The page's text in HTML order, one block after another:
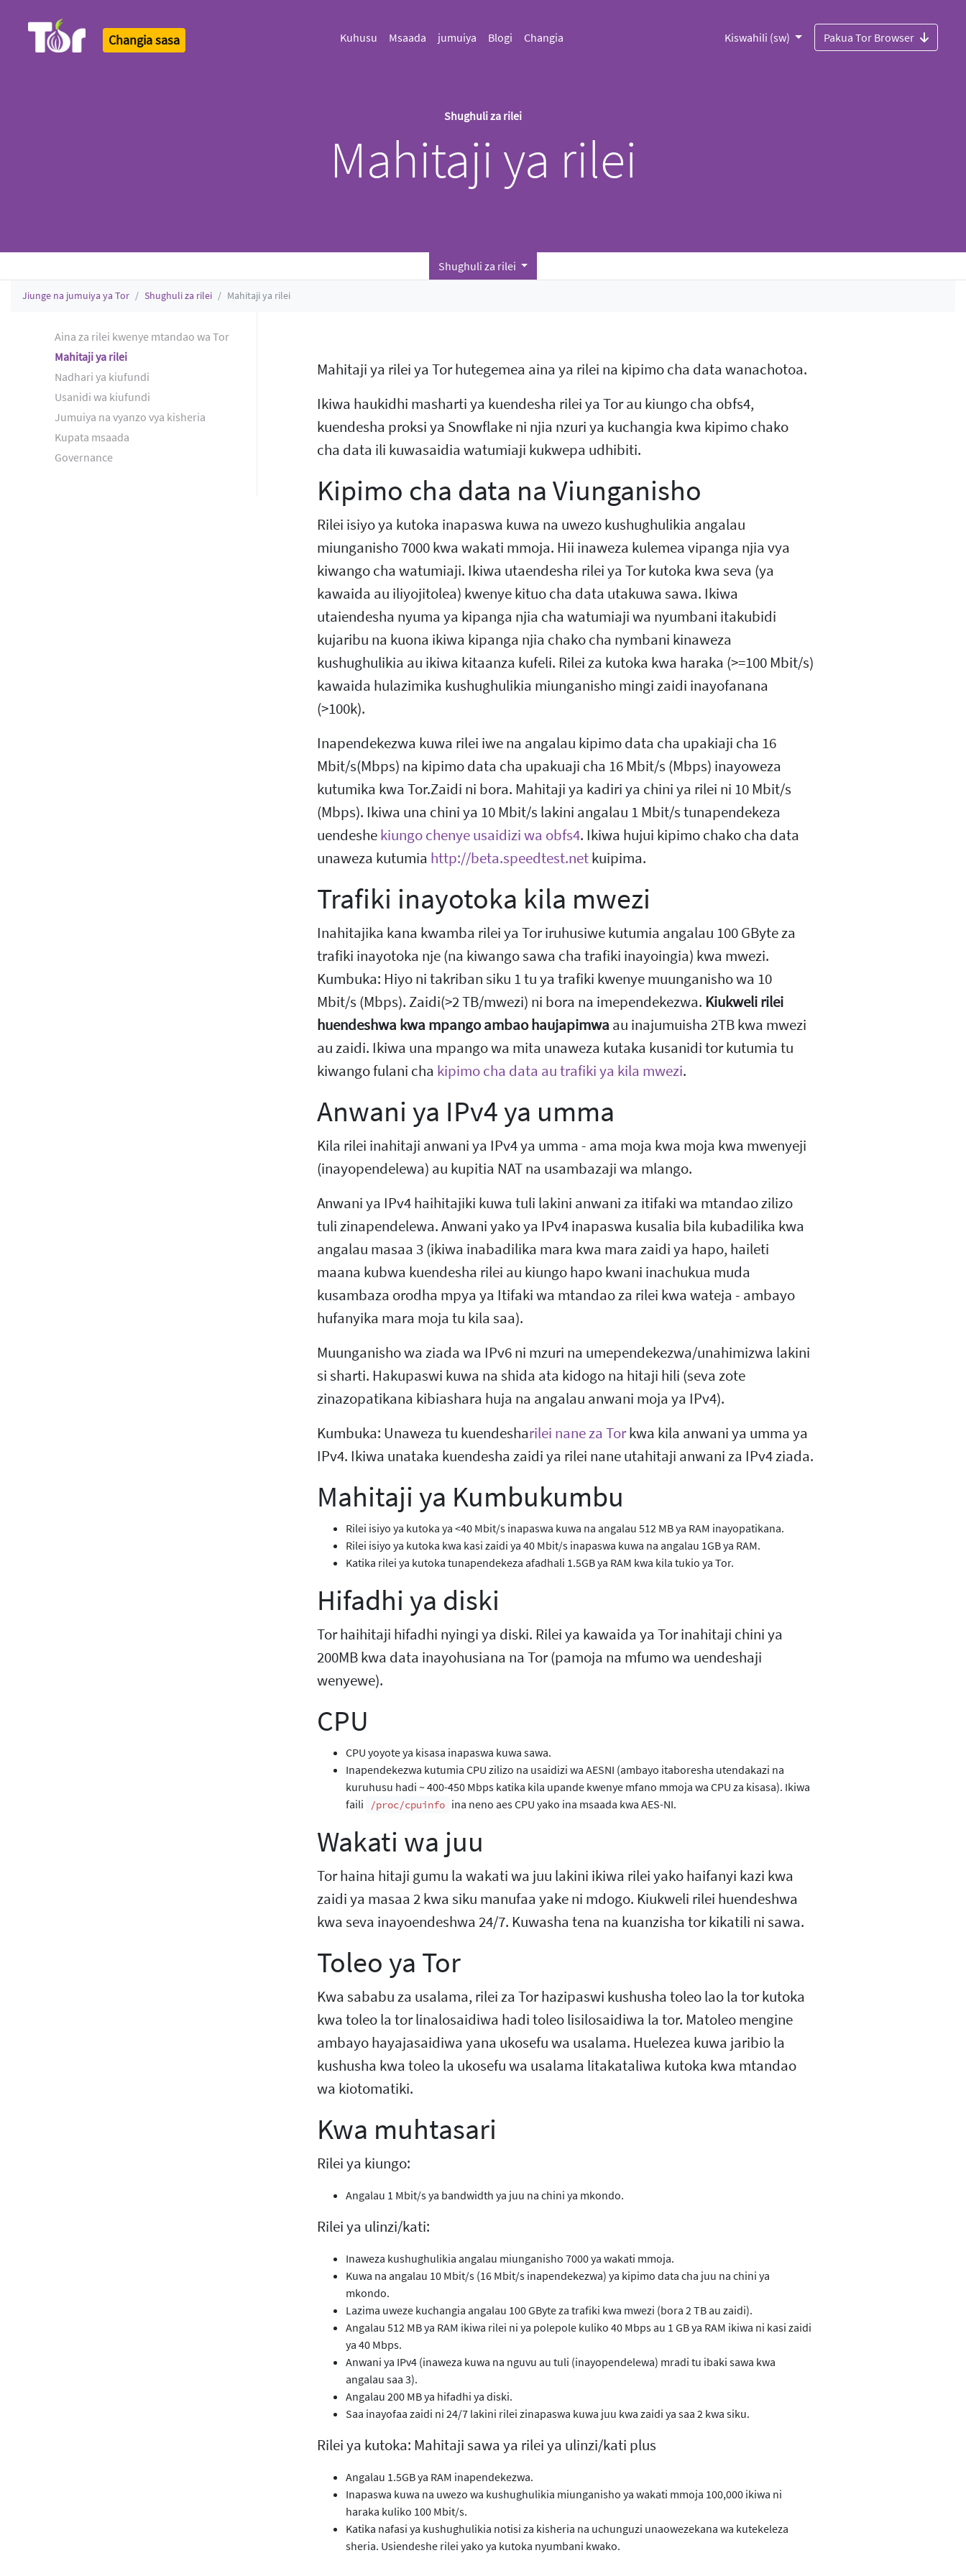
Changia sasa Kuhusu Msaada jumuiya Blogi Changia Kiswahili (sw) Pakua Tor Browser
Shughuli za rilei
Mahitaji ya rilei
Shughuli za rilei
Jiunge na jumuiya ya Tor Shughuli za rilei Mahitaji ya rilei
Aina za rilei kwenye mtandao wa Tor
Mahitaji ya rilei
Nadhari ya kiufundi
Usanidi wa kiufundi
Jumuiya na vyanzo vya kisheria
Kupata msaada
Governance
Mahitaji ya rilei ya Tor hutegemea aina ya rilei na kipimo cha data wanachotoa.
Ikiwa haukidhi masharti ya kuendesha rilei ya Tor au kiungo cha obfs4,
kuendesha proksi ya Snowflake ni njia nzuri ya kuchangia kwa kipimo chako
cha data ili kuwasaidia watumiaji kukwepa udhibiti.
Kipimo cha data na Viunganisho
Rilei isiyo ya kutoka inapaswa kuwa na uwezo kushughulikia angalau
miunganisho 7000 kwa wakati mmoja. Hii inaweza kulemea vipanga njia vya
kiwango cha watumiaji. Ikiwa utaendesha rilei ya Tor kutoka kwa seva (ya
kawaida au iliyojitolea) kwenye kituo cha data utakuwa sawa. Ikiwa
utaiendesha nyuma ya kipanga njia cha watumiaji wa nyumbani itakubidi
kujaribu na kuona ikiwa kipanga njia chako cha nymbani kinaweza
kushughulikia au ikiwa kitaanza kufeli. Rilei za kutoka kwa haraka (>=100 Mbit/s)
kawaida hulazimika kushughulikia miunganisho mingi zaidi inayofanana
(>100k).
Inapendekezwa kuwa rilei iwe na angalau kipimo data cha upakiaji cha 16
Mbit/s(Mbps) na kipimo data cha upakuaji cha 16 Mbit/s (Mbps) inayoweza
kutumika kwa Tor.Zaidi ni bora. Mahitaji ya kadiri ya chini ya rilei ni 10 Mbit/s
(Mbps). Ikiwa una chini ya 10 Mbit/s lakini angalau 1 Mbit/s tunapendekeza
uendeshekiungo chenye usaidizi wa obfs4. Ikiwa hujui kipimo chako cha data
unaweza kutumia http://beta.speedtest.netkuipima.
Trafiki inayotoka kila mwezi
Inahitajika kana kwamba rilei ya Tor iruhusiwe kutumia angalau 100 GByte za
trafiki inayotoka nje (na kiwango sawa cha trafiki inayoingia) kwa mwezi.
Kumbuka: Hiyo ni takriban siku 1 tu ya trafiki kwenye muunganisho wa 10
Mbit/s (Mbps). Zaidi(>2 TB/mwezi) ni bora na imependekezwa. Kiukweli rilei
huendeshwa kwa mpango ambao haujapimwa au inajumuisha 2TB kwa mwezi
au zaidi. Ikiwa una mpango wa mita unaweza kutaka kusanidi tor kutumia tu
kiwango fulani cha kipimo cha data au trafiki ya kila mwezi.
Anwani ya IPv4 ya umma
Kila rilei inahitaji anwani ya IPv4 ya umma - ama moja kwa moja kwa mwenyeji
(inayopendelewa) au kupitia NAT na usambazaji wa mlango.
Anwani ya IPv4 haihitajiki kuwa tuli lakini anwani za itifaki wa mtandao zilizo
tuli zinapendelewa. Anwani yako ya IPv4 inapaswa kusalia bila kubadilika kwa
angalau masaa 3 (ikiwa inabadilika mara kwa mara zaidi ya hapo, haileti
maana kubwa kuendesha rilei au kiungo hapo kwani inachukua muda
kusambaza orodha mpya ya Itifaki wa mtandao za rilei kwa wateja - ambayo
hufanyika mara moja tu kila saa).
Muunganisho wa ziada wa IPv6 ni mzuri na umependekezwa/unahimizwa lakini
si sharti. Hakupaswi kuwa na shida ata kidogo na hitaji hili (seva zote
zinazopatikana kibiashara huja na angalau anwani moja ya IPv4).
Kumbuka: Unaweza tu kuendesharilei nane za Torkwa kila anwani ya umma ya
IPv4. Ikiwa unataka kuendesha zaidi ya rilei nane utahitaji anwani za IPv4 ziada.
Mahitaji ya Kumbukumbu
Rilei isiyo ya kutoka ya <40 Mbit/s inapaswa kuwa na angalau 512 MB ya RAM inayopatikana.
Rilei isiyo ya kutoka kwa kasi zaidi ya 40 Mbit/s inapaswa kuwa na angalau 1GB ya RAM.
Katika rilei ya kutoka tunapendekeza afadhali 1.5GB ya RAM kwa kila tukio ya Tor.
Hifadhi ya diski
Tor haihitaji hifadhi nyingi ya diski. Rilei ya kawaida ya Tor inahitaji chini ya
200MB kwa data inayohusiana na Tor (pamoja na mfumo wa uendeshaji
wenyewe).
CPU
CPU yoyote ya kisasa inapaswa kuwa sawa.
Inapendekezwa kutumia CPU zilizo na usaidizi wa AESNI (ambayo itaboresha utendakazi na
kuruhusu hadi ~ 400-450 Mbps katika kila upande kwenye mfano mmoja wa CPU za kisasa). Ikiwa
faili
/proc/cpuinfo ina neno aes CPU yako ina msaada kwa AES-NI.
Wakati wa juu
Tor haina hitaji gumu la wakati wa juu lakini ikiwa rilei yako haifanyi kazi kwa
zaidi ya masaa 2 kwa siku manufaa yake ni mdogo. Kiukweli rilei huendeshwa
kwa seva inayoendeshwa 24/7. Kuwasha tena na kuanzisha tor kikatili ni sawa.
Toleo ya Tor
Kwa sababu za usalama, rilei za Tor hazipaswi kushusha toleo lao la tor kutoka
kwa toleo la tor linalosaidiwa hadi toleo lisilosaidiwa la tor. Matoleo mengine
ambayo hayajasaidiwa yana ukosefu wa usalama. Huelezea kuwa jaribio la
kushusha kwa toleo la ukosefu wa usalama litakataliwa kutoka kwa mtandao
wa kiotomatiki.
Kwa muhtasari
Rilei ya kiungo:
Angalau 1 Mbit/s ya bandwidth ya juu na chini ya mkondo.
Rilei ya ulinzi/kati:
Inaweza kushughulikia angalau miunganisho 7000 ya wakati mmoja.
Kuwa na angalau 10 Mbit/s (16 Mbit/s inapendekezwa) ya kipimo data cha juu na chini ya
mkondo.
Lazima uweze kuchangia angalau 100 GByte za trafiki kwa mwezi (bora 2 TB au zaidi).
Angalau 512 MB ya RAM ikiwa rilei ni ya polepole kuliko 40 Mbps au 1 GB ya RAM ikiwa ni kasi zaidi
ya 40 Mbps.
Anwani ya IPv4 (inaweza kuwa na nguvu au tuli (inayopendelewa) mradi tu ibaki sawa kwa
angalau saa 3).
Angalau 200 MB ya hifadhi ya diski.
Saa inayofaa zaidi ni 24/7 lakini rilei zinapaswa kuwa juu kwa zaidi ya saa 2 kwa siku.
Rilei ya kutoka: Mahitaji sawa ya rilei ya ulinzi/kati plus
Angalau 1.5GB ya RAM inapendekezwa.
Inapaswa kuwa na uwezo wa kushughulikia miunganisho ya wakati mmoja 100,000 ikiwa ni
haraka kuliko 100 Mbit/s.
Katika nafasi ya kushughulikia notisi za kisheria na uchunguzi unaowezekana wa kutekeleza
sheria. Usiendeshe rilei yako ya kutoka nyumbani kwako.